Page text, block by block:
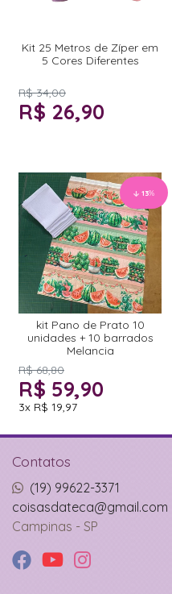
Kit 25 Metros de Zíper em
5 Cores Diferentes
R$ 34,00
R$ 26,90
13%
kit Pano de Prato 10
unidades + 10 barrados
Melancia
R$ 68,80
R$ 59,90
3x R$ 19,97
Contatos
(19) 99622-3371
coisasdateca@gmail.com
Campinas - SP